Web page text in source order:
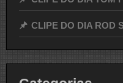
CLIPE DO DIA ROD